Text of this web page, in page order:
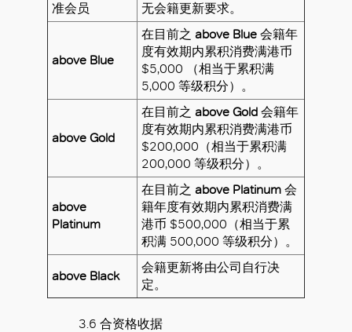
准会员 无会籍更新要求。
above Blue
在目前之 above Blue 会籍年
度有效期内累积消费满港币
$5,000 （相当于累积满
5,000 等级积分）。
above Gold
在目前之 above Gold 会籍年
度有效期内累积消费满港币
$200,000（相当于累积满
200,000 等级积分）。
above
Platinum
在目前之 above Platinum 会
籍年度有效期内累积消费满
港币 $500,000（相当于累
积满 500,000 等级积分）。
above Black
会籍更新将由公司自行决
定。
3.6 合资格收据